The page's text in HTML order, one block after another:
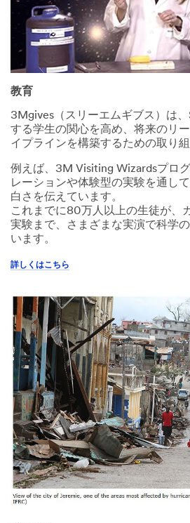
教育
3Mgives（スリーエムギブス）は
する学生の関心を高め、将来のリ
イプラインを構築するための取り
例えば、3M Visiting Wizardsプロ
レーションや体験型の実験を通し
白さを伝えています。
これまでに80万人以上の生徒が、
実験まで、さまざまな実演で科学
います。
詳しくはこちら